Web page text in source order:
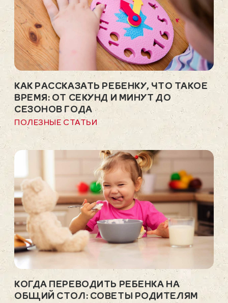
КАК РАССКАЗАТЬ РЕБЕНКУ, ЧТО ТАКОЕ
ВРЕМЯ: ОТ СЕКУНД И МИНУТ ДО
СЕЗОНОВ ГОДА
ПОЛЕЗНЫЕ СТАТЬИ
КОГДА ПЕРЕВОДИТЬ РЕБЕНКА НА
ОБЩИЙ СТОЛ: СОВЕТЫ РОДИТЕЛЯМ